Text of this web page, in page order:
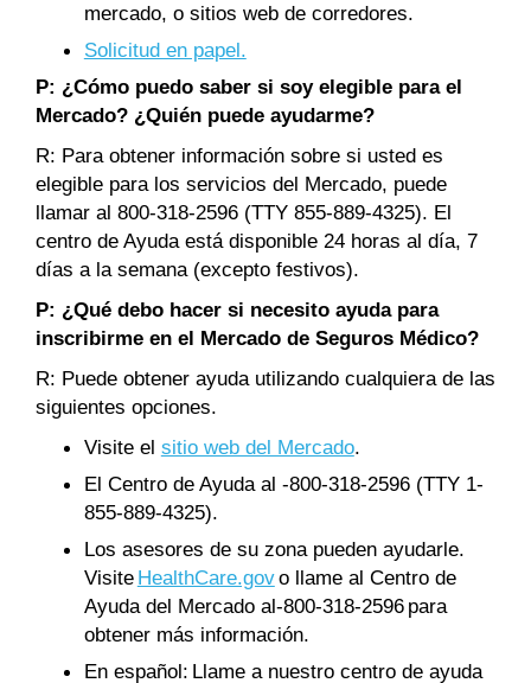
mercado, o sitios web de corredores.
Solicitud en papel.
P: ¿Cómo puedo saber si soy elegible para el
Mercado? ¿Quién puede ayudarme?
R: Para obtener información sobre si usted es
elegible para los servicios del Mercado, puede
llamar al 800-318-2596 (TTY 855-889-4325). El
centro de Ayuda está disponible 24 horas al día, 7
días a la semana (excepto festivos).
P: ¿Qué debo hacer si necesito ayuda para
inscribirme en el Mercado de Seguros Médico?
R: Puede obtener ayuda utilizando cualquiera de las
siguientes opciones.
Visite el sitio web del Mercado.
El Centro de Ayuda al -800-318-2596 (TTY 1-
855-889-4325).
Los asesores de su zona pueden ayudarle.
Visite HealthCare.govo llame al Centro de
Ayuda del Mercado al-800-318-2596 para
obtener más información.
En español: Llame a nuestro centro de ayuda